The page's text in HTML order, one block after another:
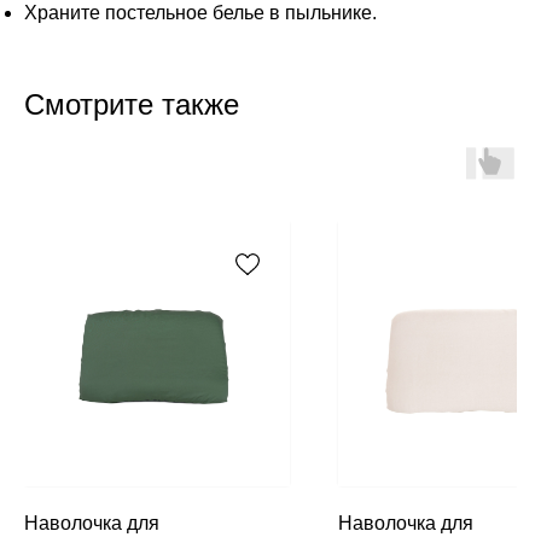
Храните постельное белье в пыльнике.
Смотрите также
Наволочка для
Наволочка для